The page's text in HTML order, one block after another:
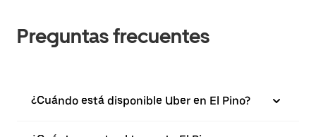
Preguntas frecuentes
¿Cuándo está disponible Uber en El Pino?